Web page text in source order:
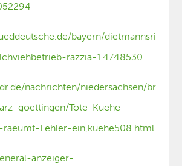
bayern/dietmannsri
razzia-1.4748530
nachrichten/niedersachsen/br
Tote-Kuehe-
raeumt-Fehler-ein,kuehe508.html
anzeiger-